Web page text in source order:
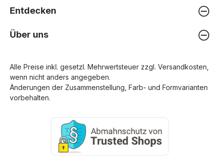
Entdecken
Über uns
Alle Preise inkl. gesetzl. Mehrwertsteuer zzgl. Versandkosten
wenn nicht anders angegeben.
Änderungen der Zusammenstellung, Farb- und Formvarianten
vorbehalten.